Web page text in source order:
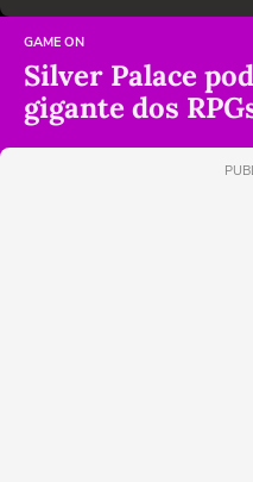
GAME ON
Silver Palace
gigante dos